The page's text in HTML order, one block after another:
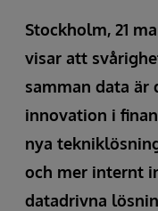
Stockholm, 21
visar att
samman data
innovation i
nya
och mer internt
datadrivna